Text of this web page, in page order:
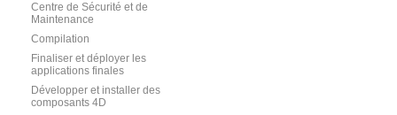
Centre de Sécurité et de
Maintenance
Compilation
Finaliser et déployer les
applications finales
Développer et installer des
composants 4D